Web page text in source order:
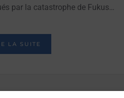
par la catastrophe de Fukus…
LA SUITE